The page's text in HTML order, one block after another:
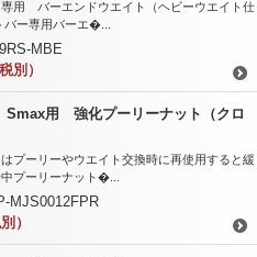
用 バーエンドウエイト（ヘビーウエイト仕
ー専用バーエ�...
MBE
別）
用 強化プーリーナット（クロ
プーリーやウエイト交換時に再使用すると緩
プーリーナット�...
MJS0012FPR
）